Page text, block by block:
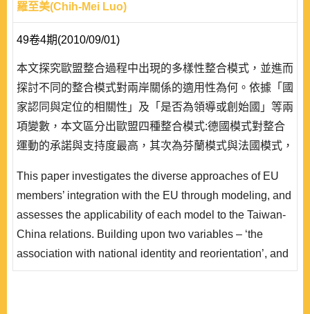
羅至美(Chih-Mei Luo)
49卷4期(2010/09/01)
本文探究歐盟整合過程中出現的多樣性整合模式，並進而
探討不同的整合模式對兩岸關係的適用性為何。依據「國
家認同與定位的相關性」及「是否為領導或創始國」等兩
項變數，本文區分出歐盟四種整合模式:德國模式對整合
運動的承諾與支持度最高，其次為芬蘭模式與法國模式，
存在爭議的現實，持願景路線的德國或法國模式均無法適
用於兩岸關係的整合模式，兩岸整合前景最好的情況為芬
蘭模式，最不理想為英國模式。模型化的結果因而可以解
This paper investigates the diverse approaches of EU
members’ integration with the EU through modeling, and
assesses the applicability of each model to the Taiwan-
China relations. Building upon two variables – ‘the
association with national identity and reorientation’, and
‘being the leading or founding member’ – four EU